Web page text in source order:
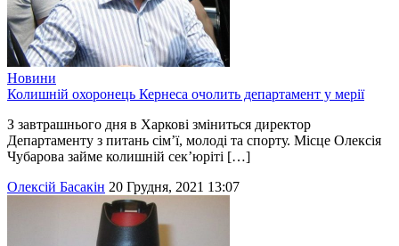
Новини
Колишній охоронець Кернеса очолить департамент у мерії
З завтрашнього дня в Харкові зміниться директор
Департаменту з питань сім’ї, молоді та спорту. Місце Олексія
Чубарова займе колишній сек’юріті […]
Олексій Басакін 20 Грудня, 2021 13:07